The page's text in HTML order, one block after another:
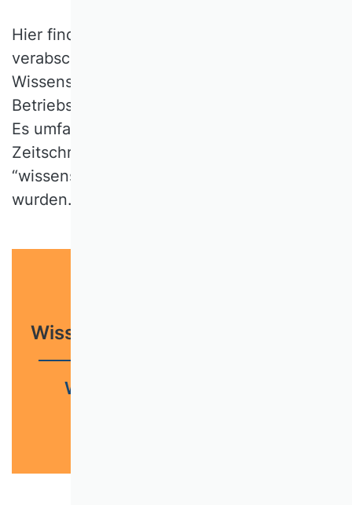
Hier finden Sie das im Jahr 2024
verabschiedete Teilrating der
Wissenschaftlichen Kommission Öffentliche
Betriebswirtschaftslehre des VHB-Ratings.
Es umfasst eine Einordnung relevanter
Zeitschriften, die nach dem Kriterium
“wissenschaftliche Qualität” bewertet
wurden.
Wissenschaftliche Zeitschriften
Wissenschaftliche Qualität